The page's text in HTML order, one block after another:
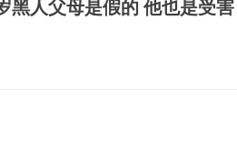
黑人父母是假的 他也是受害